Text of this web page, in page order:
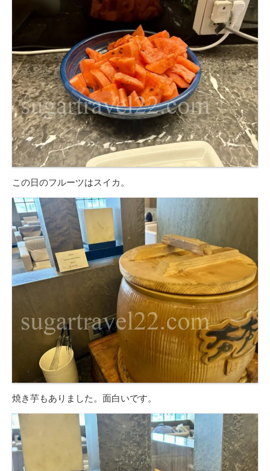
この日のフルーツはスイカ。
焼き芋もありました。面白いです。